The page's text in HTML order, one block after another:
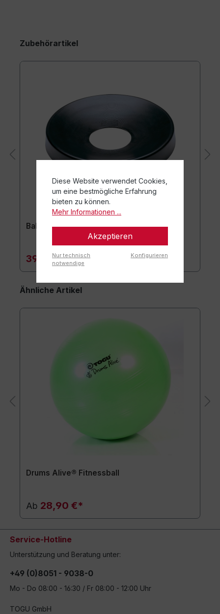
Zubehörartikel
Ballschale
39,90 €*
Ähnliche Artikel
Drums Alive® Fitnessball
Ab 28,90 €*
Service-Hotline
Unterstützung und Beratung unter:
+49 (0)8051 - 9038-0
Mo - Do 08:00 - 16:30 / Fr 08:00 - 12:00 Uhr
TOGU GmbH
Diese Website verwendet Cookies,
um eine bestmögliche Erfahrung
bieten zu können.
Mehr Informationen ...
Akzeptieren
Nur technisch
notwendige
Konfigurieren